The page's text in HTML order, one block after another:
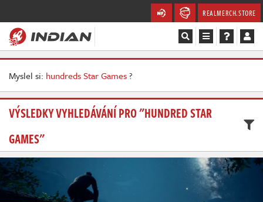
REALMERCH.STORE
Magazín
Recenze
Soutěže
Databáze
Myslel si: hundreds Star Games?
VÝSLEDKY VYHLEDÁVÁNÍ PRO "HUNDRED STAR
GAMES"